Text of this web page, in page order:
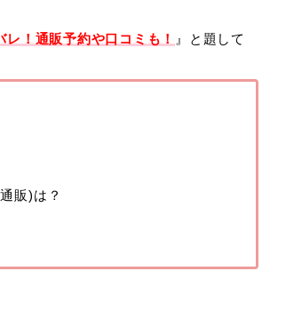
！通販予約や口コミも！ 』と題して
販)は？